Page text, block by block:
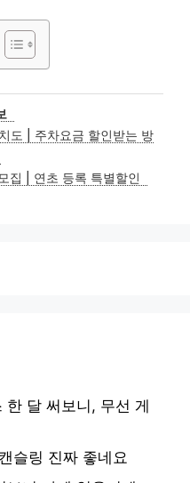
도 | 주차요금 할인받는 방
집 | 연초 등록 특별할인
달 써보니, 무선 게
슬링 진짜 좋네요